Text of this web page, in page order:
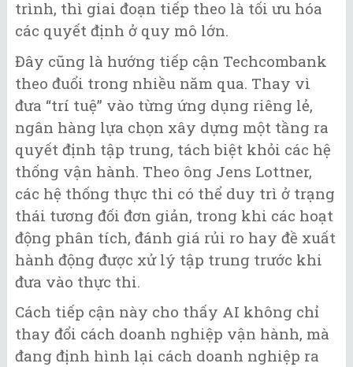
trình, thì giai đoạn tiếp theo là tối ưu hóa
các quyết định ở quy mô lớn.
Đây cũng là hướng tiếp cận Techcombank
theo đuổi trong nhiều năm qua. Thay vì
đưa “trí tuệ” vào từng ứng dụng riêng lẻ,
ngân hàng lựa chọn xây dựng một tầng ra
quyết định tập trung, tách biệt khỏi các hệ
thống vận hành. Theo ông Jens Lottner,
các hệ thống thực thi có thể duy trì ở trạng
thái tương đối đơn giản, trong khi các hoạt
động phân tích, đánh giá rủi ro hay đề xuất
hành động được xử lý tập trung trước khi
đưa vào thực thi.
Cách tiếp cận này cho thấy AI không chỉ
thay đổi cách doanh nghiệp vận hành, mà
đang định hình lại cách doanh nghiệp ra